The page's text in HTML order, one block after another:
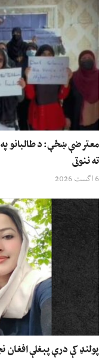
معترضې ښځې: د طالبانو په
ته ننوتی
6 اگست 2026
پولنډ کې درې پېغلې افغان